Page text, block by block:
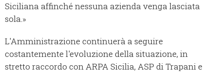
Siciliana affinché nessuna azienda venga lasciata
sola.»
L'Amministrazione continuerà a seguire
costantemente l'evoluzione della situazione, in
stretto raccordo con ARPA Sicilia, ASP di Trapani e